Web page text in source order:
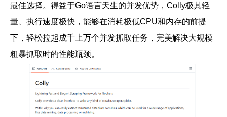
最佳选择。得益于Go语言天生的并发优势，Colly极其轻
量、执行速度极快，能够在消耗极低CPU和内存的前提
下，轻松拉起成千上万个并发抓取任务，完美解决大规模
粗暴抓取时的性能瓶颈。